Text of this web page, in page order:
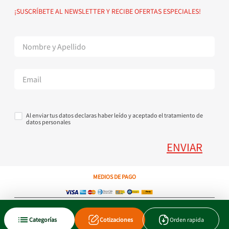
Categorías Cotizaciones Orden rapida
Suscribete al Newsletter
Superintendencia de Industria y Comercio
¡SUSCRÍBETE AL NEWSLETTER Y RECIBE OFERTAS ESPECIALES!
Al enviar tus datos declaras haber leído y aceptado el tratamiento de
datos personales
ENVIAR
MEDIOS DE PAGO
Copyright © 2023 JEN SA. Derechos Reservados. Util.com.co.